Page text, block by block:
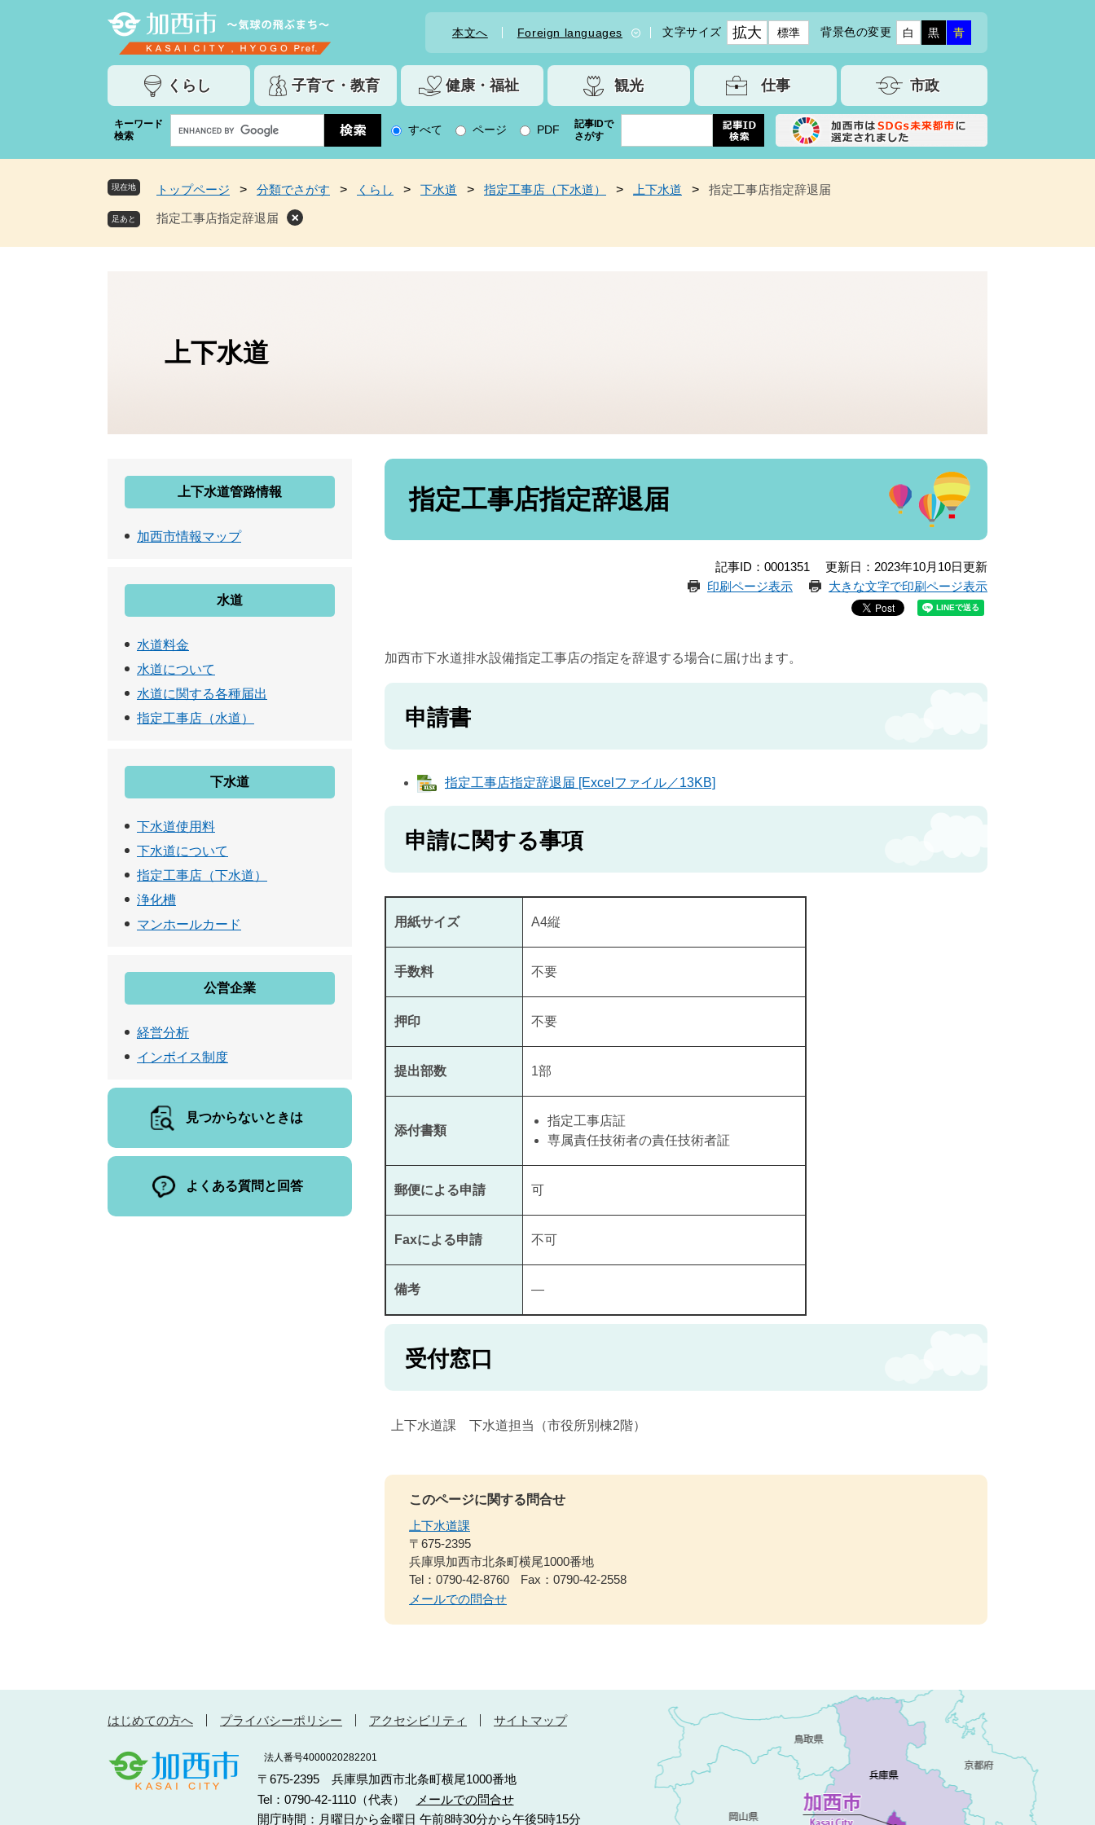
本文へ Foreign languages 文字サイズ 拡大 標準 背景色の変更 白 黒 青
くらし 子育て・教育 健康・福祉 観光 仕事 市政
キーワード
検索
o
l
カ
すべて ページ PDF
記事IDで
さがす
現在地 トップページ > 分類でさがす > くらし > 下水道 > 指定工事店（下水道） > 上下水道 > 指定工事店指定辞退届
指定工事店指定辞退届
上下水道
本
指定工事店指定辞退届
記事ID：0001351
更新日：2023年10月10日更新
印刷ページ表示
大きな文字で印刷ページ表示
加西市下水道排水設備指定工事店の指定を辞退する場合に届け出ます。
申請書
指定工事店指定辞退届 [Excelファイル／13KB]
申請に関する事項
用紙サイズ A4縦
手数料 不要
押印 不要
提出部数 1部
添付書類
指定工事店証
専属責任技術者の責任技術者証
郵便による申請 可
Faxによる申請 不可
備考 ―
受付窓口
上下水道課 下水道担当（市役所別棟2階）
このページに関する問合せ
上下水道課
〒675-2395
兵庫県加西市北条町横尾1000番地
Tel：0790-42-8760
Fax：0790-42-2558
メールでの問合せ
上下水道管路情報
加西市情報マップ
水道
水道料金
水道について
水道に関する各種届出
指定工事店（水道）
下水道
下水道使用料
下水道について
指定工事店（下水道）
浄化槽
マンホールカード
公営企業
経営分析
インボイス制度
見つからないときは
よくある質問と回答
はじめての方へ プライバシーポリシー アクセシビリティ サイトマップ
法人番号4000020282201
〒675-2395 兵庫県加西市北条町横尾1000番地
Tel：0790-42-1110（代表）
メールでの問合せ
開庁時間：月曜日から金曜日 午前8時30分から午後5時15分